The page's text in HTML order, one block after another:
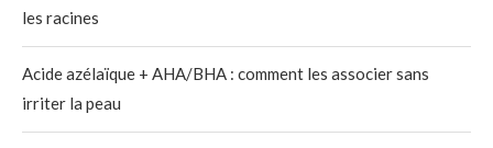
les racines
Acide azélaïque + AHA/BHA : comment les associer sans
irriter la peau